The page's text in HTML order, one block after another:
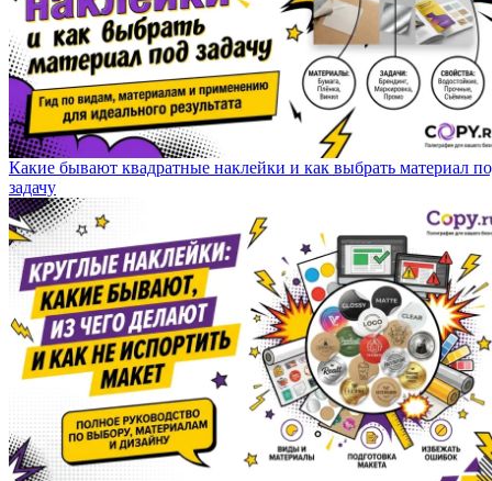
Какие бывают квадратные наклейки и как выбрать материал
задачу